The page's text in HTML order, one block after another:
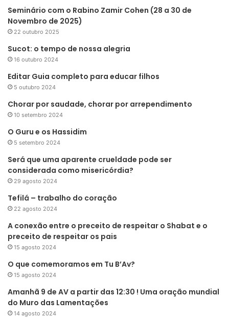
Seminário com o Rabino Zamir Cohen (28 a 30 de
Novembro de 2025)
22 outubro 2025
Sucot: o tempo de nossa alegria
16 outubro 2024
Editar Guia completo para educar filhos
5 outubro 2024
Chorar por saudade, chorar por arrependimento
10 setembro 2024
O Guru e os Hassidim
5 setembro 2024
Será que uma aparente crueldade pode ser
considerada como misericórdia?
29 agosto 2024
Tefilá – trabalho do coração
22 agosto 2024
A conexão entre o preceito de respeitar o Shabat e o
preceito de respeitar os pais
15 agosto 2024
O que comemoramos em Tu B’Av?
15 agosto 2024
Amanhã 9 de AV a partir das 12:30 ! Uma oração mundial
do Muro das Lamentações
14 agosto 2024